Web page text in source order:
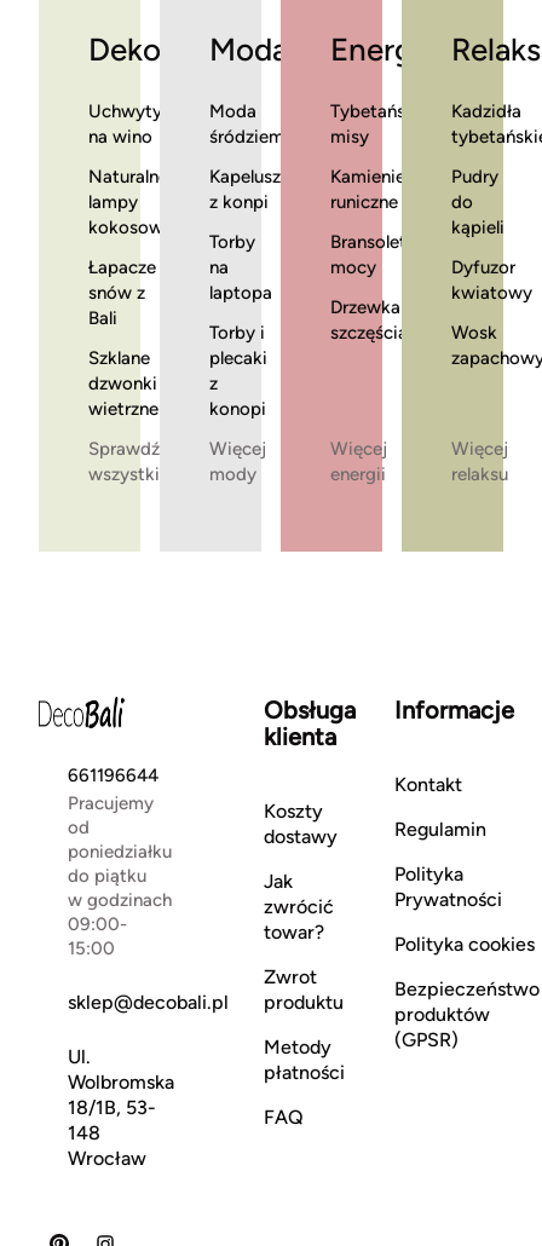
Dekoracje
Uchwyty
na wino
Naturalne
lampy
kokosowe
Łapacze
snów z
Bali
Szklane
dzwonki
wietrzne
Sprawdź
wszystkie
Moda
Moda
śródziemnomorska
Kapelusze
z konpi
Torby
na
laptopa
Torby i
plecaki
z
konopi
Więcej
mody
Energia
Tybetańskie
misy
Kamienie
runiczne
Bransoletki
mocy
Drzewka
szczęścia
Więcej
energii
Relaks
Kadzidła
Pudry
do
kąpieli
Dyfuzor
kwiatowy
Wosk
Więcej
relaksu
661196644
Pracujemy
od
poniedziałku
do piątku
w godzinach
09:00-
15:00
sklep@decobali.pl
Ul.
Wolbromska
18/1B, 53-
148
Wrocław
Obsługa
klienta
Koszty
dostawy
Jak
zwrócić
towar?
Zwrot
produktu
Metody
płatności
FAQ
Informacje
Kontakt
Regulamin
Polityka
Prywatności
Polityka cookies
Bezpieczeństwo
produktów
(GPSR)